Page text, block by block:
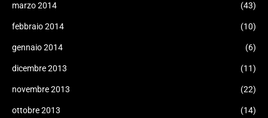
marzo 2014 (43)
febbraio 2014 (10)
gennaio 2014 (6)
dicembre 2013 (11)
novembre 2013 (22)
ottobre 2013 (14)